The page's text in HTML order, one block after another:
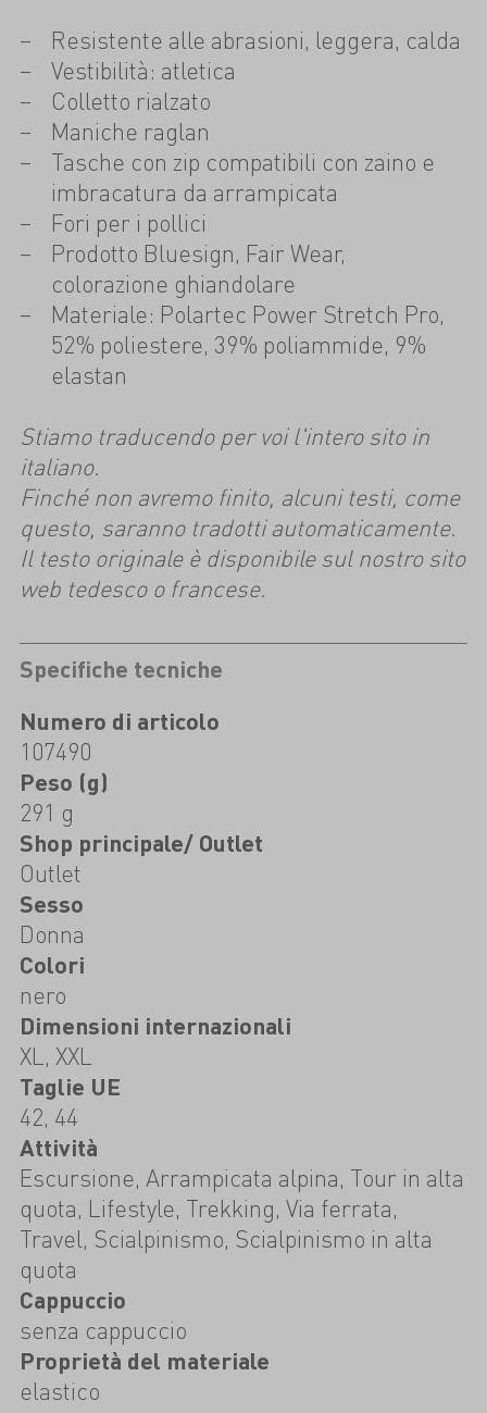
Resistente alle abrasioni, leggera, calda
Vestibilità: atletica
Colletto rialzato
Maniche raglan
Tasche con zip compatibili con zaino e
imbracatura da arrampicata
Fori per i pollici
Prodotto Bluesign, Fair Wear,
colorazione ghiandolare
Materiale: Polartec Power Stretch Pro,
52% poliestere, 39% poliammide, 9%
elastan
Stiamo traducendo per voi l'intero sito in
italiano.
Finché non avremo finito, alcuni testi, come
questo, saranno tradotti automaticamente.
Il testo originale è disponibile sul nostro sito
web tedesco o francese.
Specifiche tecniche
Numero di articolo
107490
Peso (g)
291 g
Shop principale/ Outlet
Outlet
Sesso
Donna
Colori
nero
Dimensioni internazionali
XL, XXL
Taglie UE
42, 44
Attività
Escursione, Arrampicata alpina, Tour in alta
quota, Lifestyle, Trekking, Via ferrata,
Travel, Scialpinismo, Scialpinismo in alta
quota
Cappuccio
senza cappuccio
Proprietà del materiale
elastico